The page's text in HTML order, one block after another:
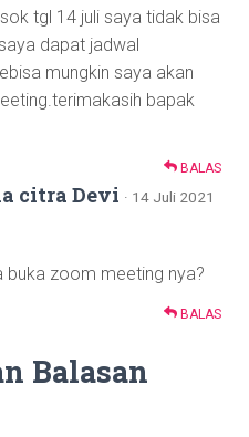
tgl 14 juli saya tidak bisa
dapat jadwal
mungkin saya akan
bapak
BALAS
citra Devi · 14 Juli 2021
buka zoom meeting nya?
BALAS
Balasan